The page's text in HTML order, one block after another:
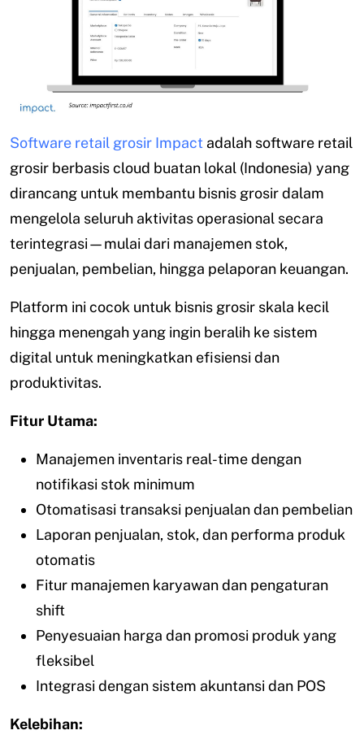
Software retail grosir Impact adalah software retail
grosir berbasis cloud buatan lokal (Indonesia) yang
dirancang untuk membantu bisnis grosir dalam
mengelola seluruh aktivitas operasional secara
terintegrasi—mulai dari manajemen stok,
penjualan, pembelian, hingga pelaporan keuangan.
Platform ini cocok untuk bisnis grosir skala kecil
hingga menengah yang ingin beralih ke sistem
digital untuk meningkatkan efisiensi dan
produktivitas.
Fitur Utama:
Manajemen inventaris real-time dengan
notifikasi stok minimum
Otomatisasi transaksi penjualan dan pembelian
Laporan penjualan, stok, dan performa produk
otomatis
Fitur manajemen karyawan dan pengaturan
shift
Penyesuaian harga dan promosi produk yang
fleksibel
Integrasi dengan sistem akuntansi dan POS
Kelebihan: